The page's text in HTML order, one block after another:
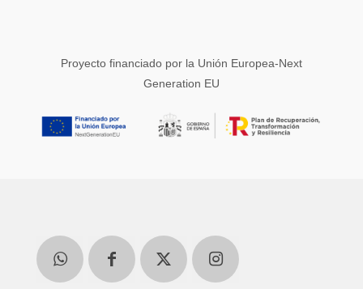
Proyecto financiado por la Unión Europea-Next
Generation EU